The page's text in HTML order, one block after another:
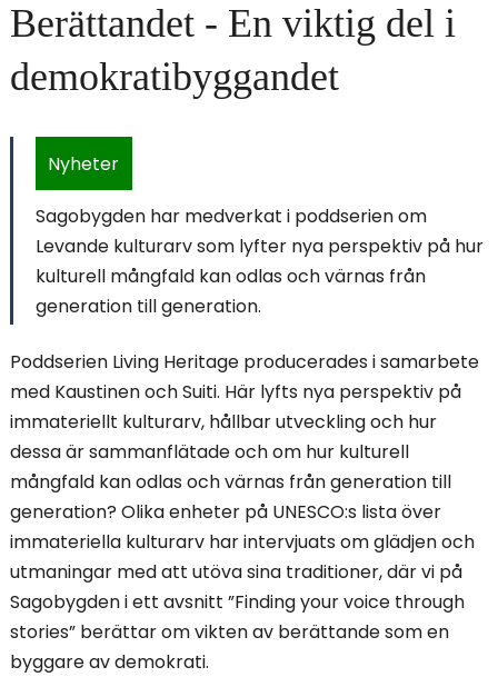
n
e
Berättandet - En viktig del i
demokratibyggandet
Nyheter
Sagobygden har medverkat i poddserien om
Levande kulturarv som lyfter nya perspektiv på hur
kulturell mångfald kan odlas och värnas från
generation till generation.
Poddserien Living Heritage producerades i samarbete
med Kaustinen och Suiti. Här lyfts nya perspektiv på
immateriellt kulturarv, hållbar utveckling och hur
dessa är sammanflätade och om hur kulturell
mångfald kan odlas och värnas från generation till
generation? Olika enheter på UNESCO:s lista över
immateriella kulturarv har intervjuats om glädjen och
utmaningar med att utöva sina traditioner, där vi på
Sagobygden i ett avsnitt ”Finding your voice through
stories” berättar om vikten av berättande som en
byggare av demokrati.